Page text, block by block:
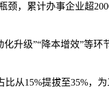
颈，累计办事企业超
升级”“降本增效”等环
从15%提拔至35%，